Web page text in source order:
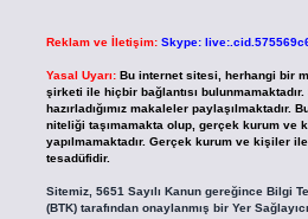
Reklam ve İletişim: Skype:
Yasal Uyarı: Bu internet sitesi, herhangi bir
şirketi ile hiçbir bağlantısı
hazırladığımız makaleler
niteliği taşımamakta olup, gerçek kurum ve
yapılmamaktadır. Gerçek kurum ve kişiler
tesadüfidir.
Sitemiz, 5651 Sayılı Kanun gereğince Bilgi
(BTK) tarafından onaylanmış bir Yer